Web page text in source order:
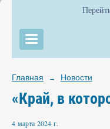
Главная → Новости
«Край, в
4 марта 2024 г.